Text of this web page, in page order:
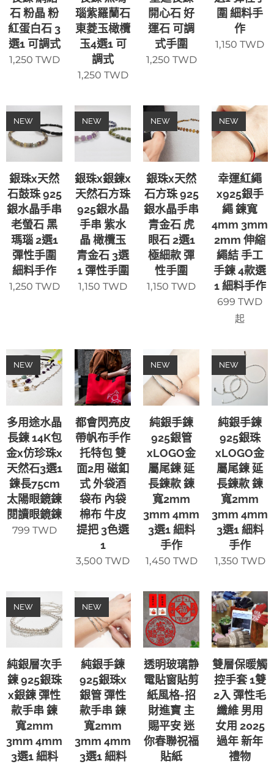
石 粉晶 粉
紅蛋白石 3
選1 可調式
1,250 TWD
瑙紫羅蘭石
東菱玉橄欖
玉4選1 可
調式
1,250 TWD
開心石 好
運石 可調
式手圍
1,250 TWD
圍 細料手
作
1,150 TWD
銀珠x天然
石鼓珠 925
銀水晶手串
老螢石 黑
瑪瑙 2選1
彈性手圍
細料手作
NEW
1,250 TWD
銀珠x銀鍊x
天然石方珠
925銀水晶
手串 紫水
晶 橄欖玉
青金石 3選
1 彈性手圍
NEW
1,150 TWD
銀珠x天然
石方珠 925
銀水晶手串
青金石 虎
眼石 2選1
極細款 彈
性手圍
NEW
1,150 TWD
幸運紅繩
x925銀手
繩 鍊寬
4mm 3mm
2mm 伸縮
繩結 手工
手鍊 4款選
1 細料手作
NEW
699 TWD
起
多用途水晶
長鍊 14K包
金x仿珍珠x
天然石3選1
鍊長75cm
太陽眼鏡鍊
閱讀眼鏡鍊
NEW
799 TWD
都會閃亮皮
帶帆布手作
托特包 雙
面2用 磁釦
式 外袋酒
袋布 內袋
棉布 牛皮
提把 3色選
1
3,500 TWD
純銀手鍊
925銀管
xLOGO金
屬尾鍊 延
長鍊款 鍊
寬2mm
3mm 4mm
3選1 細料
手作
NEW
1,450 TWD
純銀手鍊
925銀珠
xLOGO金
屬尾鍊 延
長鍊款 鍊
寬2mm
3mm 4mm
3選1 細料
手作
NEW
1,350 TWD
純銀層次手
鍊 925銀珠
x銀鍊 彈性
款手串 鍊
寬2mm
3mm 4mm
3選1 細料
NEW
純銀手鍊
925銀珠x
銀管 彈性
款手串 鍊
寬2mm
3mm 4mm
3選1 細料
NEW
透明玻璃静
電貼窗貼剪
紙風格-招
財進寶 主
賜平安 迷
你春聯祝福
貼紙
雙層保暖觸
控手套 1雙
2入 彈性毛
纖維 男用
女用 2025
過年 新年
禮物